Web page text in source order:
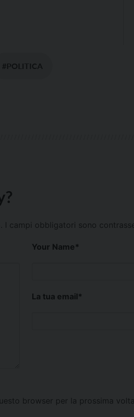
#POLITICA
I campi obbligatori sono
Your Name*
La tua email*
browser per la prossima